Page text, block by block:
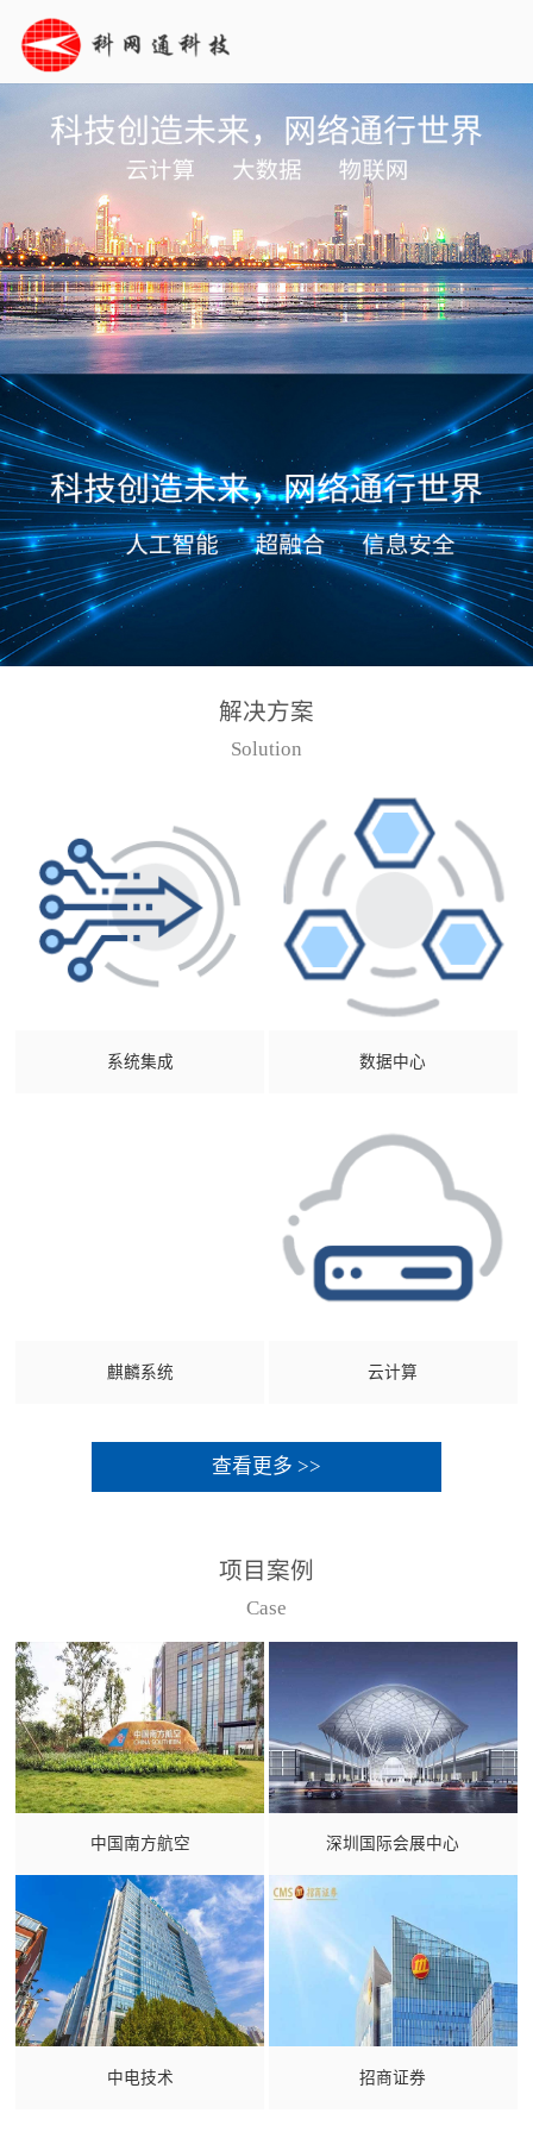
解决方案
Solution
系统集成 数据中心
麒麟系统 云计算
查看更多 >>
项目案例
Case
中国南方航空 深圳国际会展中心
中电技术 招商证券